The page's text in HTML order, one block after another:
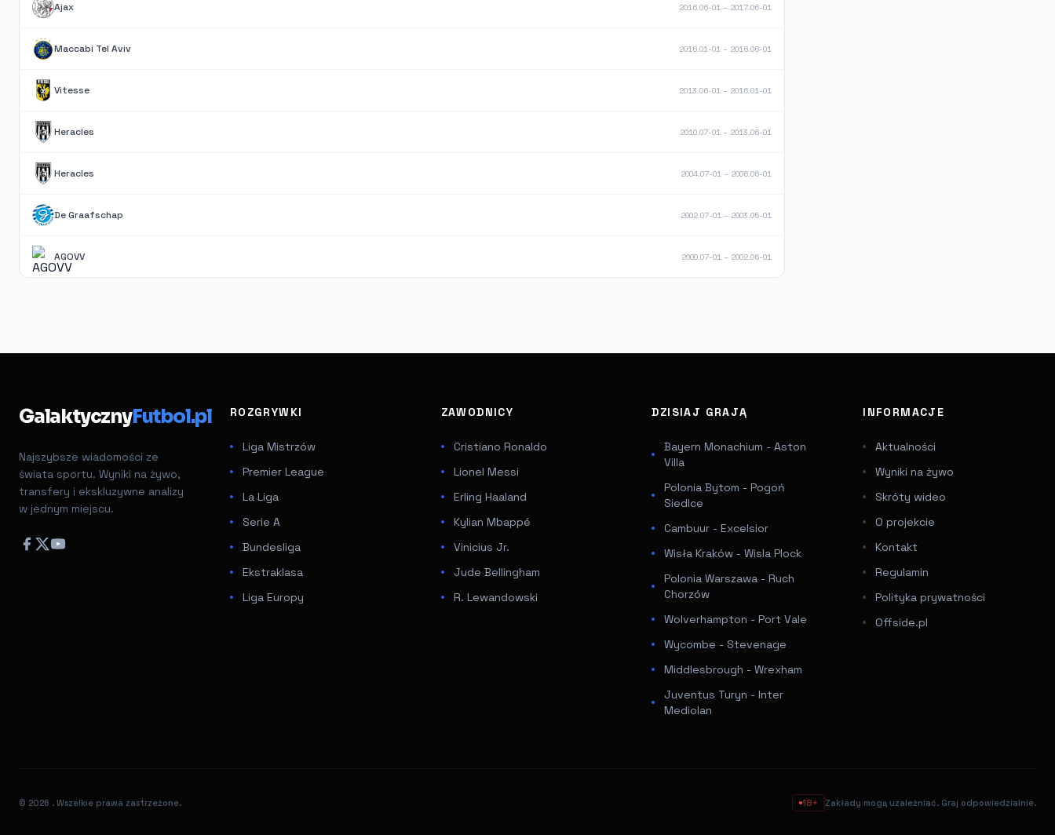
Ajax 2016.06-01 – 2017.06-01
Maccabi Tel Aviv 2016.01-01 – 2016.06-01
Vitesse 2013.06-01 – 2016.01-01
Heracles 2010.07-01 – 2013.06-01
Heracles 2004.07-01 – 2006.06-01
De Graafschap 2002.07-01 – 2003.05-01
AGOVV 2000.07-01 – 2002.06-01
GalaktycznyFutbol.pl
Najszybsze wiadomości ze
świata sportu. Wyniki na żywo,
transfery i ekskluzywne analizy
w jednym miejscu.
ROZGRYWKI
Liga Mistrzów
Premier League
La Liga
Serie A
Bundesliga
Ekstraklasa
Liga Europy
ZAWODNICY
Cristiano Ronaldo
Lionel Messi
Erling Haaland
Kylian Mbappé
Vinicius Jr.
Jude Bellingham
R. Lewandowski
DZISIAJ GRAJĄ
Bayern Monachium - Aston
Villa
Polonia Bytom - Pogoń
Siedlce
Cambuur - Excelsior
Wisła Kraków - Wisla Plock
Polonia Warszawa - Ruch
Chorzów
Wolverhampton - Port Vale
Wycombe - Stevenage
Middlesbrough - Wrexham
Juventus Turyn - Inter
Mediolan
INFORMACJE
Aktualności
Wyniki na żywo
Skróty wideo
O projekcie
Kontakt
Regulamin
Polityka prywatności
Offside.pl
© 2026 . Wszelkie prawa zastrzeżone. 18+ Zakłady mogą uzależniać. Graj odpowiedzialnie.